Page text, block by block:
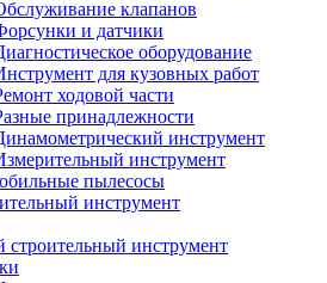
клапанов
и датчики
оборудование
для кузовных работ
ходовой части
принадлежности
инструмент
инструмент
пылесосы
инструмент
строительный инструмент